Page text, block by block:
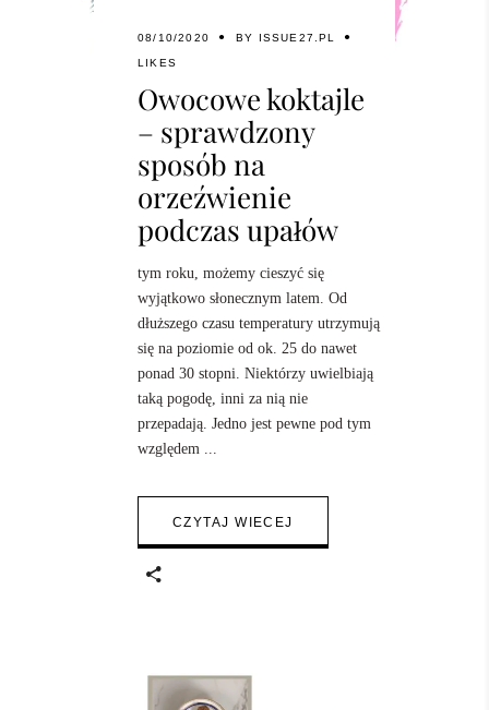
08/10/2020 BY ISSUE27.PL
LIKES
Owocowe koktajle
– sprawdzony
sposób na
orzeźwienie
podczas upałów
tym roku, możemy cieszyć się
wyjątkowo słonecznym latem. Od
dłuższego czasu temperatury utrzymują
się na poziomie od ok. 25 do nawet
ponad 30 stopni. Niektórzy uwielbiają
taką pogodę, inni za nią nie
przepadają. Jedno jest pewne pod tym
względem
CZYTAJ WIECEJ